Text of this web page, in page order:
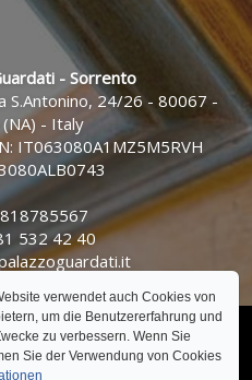
- Sorrento
S.Antonino, 24/26 - 80067 -
- Italy
IT063080A1MZ5M5RVH
532 42 40
verwendet auch Cookies von
um die Benutzererfahrung und
zu verbessern. Wenn Sie
Sie der Verwendung von Cookies